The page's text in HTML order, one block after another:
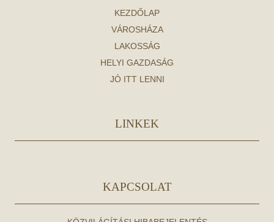
KEZDŐLAP
VÁROSHÁZA
LAKOSSÁG
HELYI GAZDASÁG
JÓ ITT LENNI
LINKEK
KAPCSOLAT